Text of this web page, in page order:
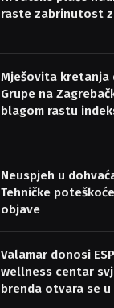
raste zabrinutost
Mješovita kretanja
Grupe na
blagom rastu
Neuspjeh u
Tehničke
objave
Valamar donosi
wellness centar
brenda otvara se